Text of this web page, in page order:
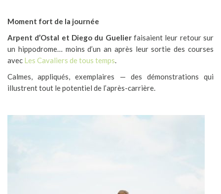
Moment fort de la journée
Arpent d’Ostal et Diego du Guelierfaisaient leur retour sur
un hippodrome… moins d’un an après leur sortie des courses
avec Les Cavaliers de tous temps.
Calmes, appliqués, exemplaires — des démonstrations qui
illustrent tout le potentiel de l’après-carrière.